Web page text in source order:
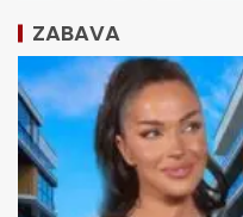
2
ZABAVA